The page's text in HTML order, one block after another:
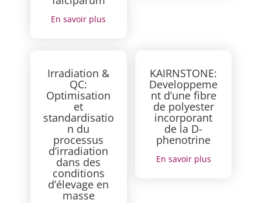
En savoir plus
Irradiation &
QC:
Optimisation
et
standardisatio
n du
processus
d’irradiation
dans des
conditions
d’élevage en
masse
KAIRNSTONE:
Developpeme
nt d’une fibre
de polyester
incorporant
de la D-
phenotrine
En savoir plus